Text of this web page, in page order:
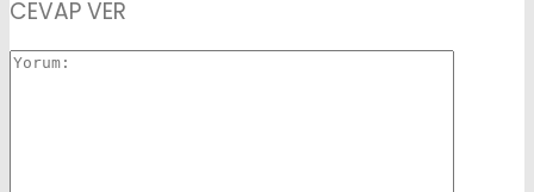
CEVAP VER